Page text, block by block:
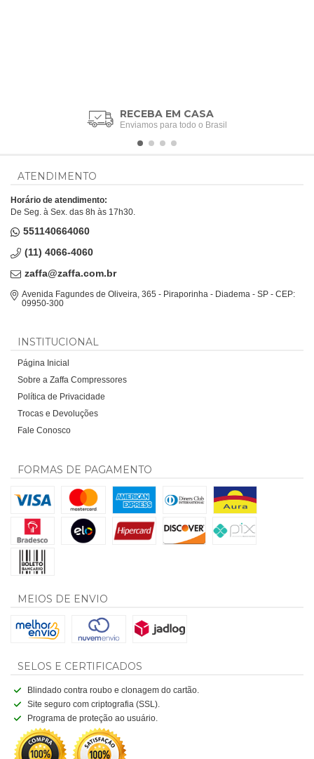
RECEBA EM CASA
Enviamos para todo o Brasil
ATENDIMENTO
Horário de atendimento:
De Seg. à Sex. das 8h às 17h30.
551140664060
(11) 4066-4060
zaffa@zaffa.com.br
Avenida Fagundes de Oliveira, 365 - Piraporinha - Diadema - SP - CEP:
09950-300
INSTITUCIONAL
Página Inicial
Sobre a Zaffa Compressores
Política de Privacidade
Trocas e Devoluções
Fale Conosco
FORMAS DE PAGAMENTO
MEIOS DE ENVIO
SELOS E CERTIFICADOS
Blindado contra roubo e clonagem do cartão.
Site seguro com criptografia (SSL).
Programa de proteção ao usuário.